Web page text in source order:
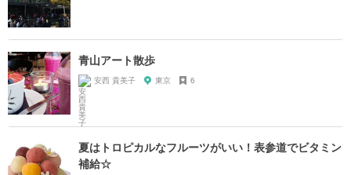
青山アート散歩
安西 貴美子 東京 6
夏はトロピカルなフルーツがいい！表参道でビタミン
補給☆